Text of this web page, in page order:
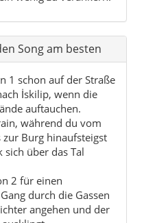
1 schon auf der Straße
İskilip, wenn die
auftauchen.
während du vom
Burg hinaufsteigst
über das Tal
2 für einen
durch die Gassen
angehen und der
ausklingt.
oder die
die warmen
und die Details der
wirken.